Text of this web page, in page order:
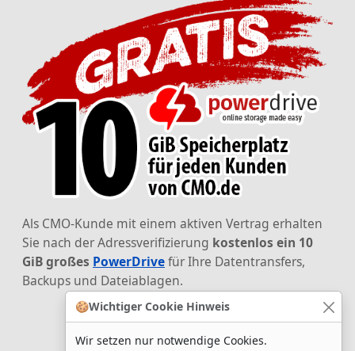
🍪Wichtiger Cookie Hinweis
Wir setzen nur notwendige Cookies.
Als CMO-Kunde mit einem aktiven Vertrag erhalten
Sie nach der Adressverifizierung kostenlos ein 10
GiB großes PowerDrivefür Ihre Datentransfers,
Backups und Dateiablagen.